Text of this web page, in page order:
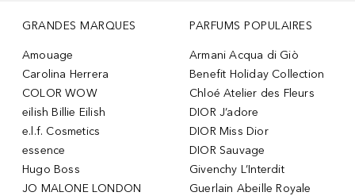
GRANDES MARQUES
Amouage
Carolina Herrera
COLOR WOW
eilish Billie Eilish
e.l.f. Cosmetics
essence
Hugo Boss
JO MALONE LONDON
PARFUMS POPULAIRES
Armani Acqua di Giò
Benefit Holiday Collection
Chloé Atelier des Fleurs
DIOR J’adore
DIOR Miss Dior
DIOR Sauvage
Givenchy L’Interdit
Guerlain Abeille Royale